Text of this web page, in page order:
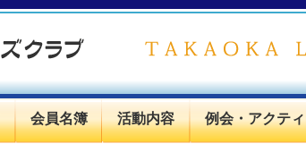
会員名簿 活動内容 例会・アクテ